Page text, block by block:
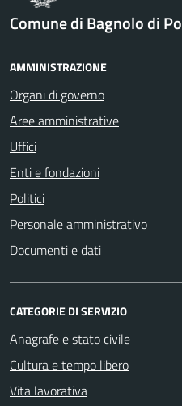
Comune di Bagnolo di Po
AMMINISTRAZIONE
Organi di governo
Aree amministrative
Uffici
Enti e fondazioni
Politici
Personale amministrativo
Documenti e dati
CATEGORIE DI SERVIZIO
Anagrafe e stato civile
Cultura e tempo libero
Vita lavorativa